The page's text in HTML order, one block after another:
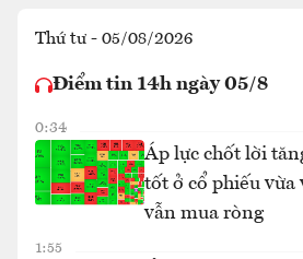
Thứ tư - 05/08/2026
Điểm tin 14h ngày 05/8
0:34
Áp lực chốt lời
tốt ở cổ phiếu vừa
vẫn mua ròng
1:55